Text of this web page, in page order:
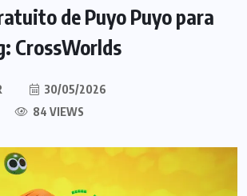
de Puyo Puyo para
CrossWorlds
30/05/2026
84 VIEWS